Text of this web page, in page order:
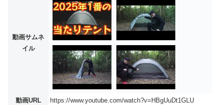
動画サムネ
イル
動画URL https://www.youtube.com/watch?v=HBgUuDt1GLU